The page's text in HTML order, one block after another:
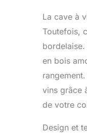
La cave à
Toutefois,
en bois
vins grâce
de votre
Design et